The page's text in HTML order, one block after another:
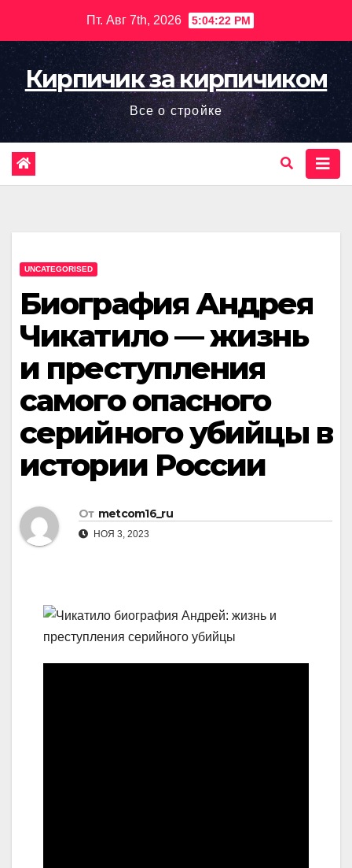
содержимому
Пт. Авг 7th, 2026 5:04:23 PM
Кирпичик за кирпичиком
Все о стройке
UNCATEGORISED
Биография Андрея
Чикатило — жизнь
и преступления
самого опасного
серийного убийцы в
истории России
От metcom16_ru
НОЯ 3, 2023